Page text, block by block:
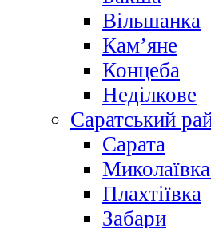
Вільшанка
Кам’яне
Концеба
Неділкове
Саратський
Сарата
Плахтіївка
Забари